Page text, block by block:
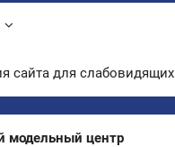
сайта для слабовидящих
модельный центр